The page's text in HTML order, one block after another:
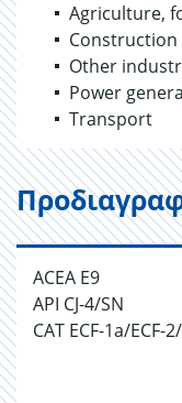
Agriculture,
Construction
Other
Power
Transport
ACEA E9
API CJ-4/SN
CAT ECF-1a/ECF-